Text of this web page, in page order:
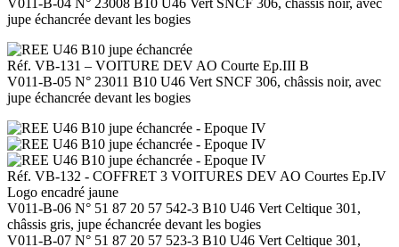
V011-B-04 N° 23008 B10 U46 Vert SNCF 306, châssis noir, avec
jupe échancrée devant les bogies
Réf. VB-131 – VOITURE DEV AO Courte Ep.III B
V011-B-05 N° 23011 B10 U46 Vert SNCF 306, châssis noir, avec
jupe échancrée devant les bogies
Réf. VB-132 - COFFRET 3 VOITURES DEV AO Courtes Ep.IV
Logo encadré jaune
V011-B-06 N° 51 87 20 57 542-3 B10 U46 Vert Celtique 301,
châssis gris, jupe échancrée devant les bogies
V011-B-07 N° 51 87 20 57 523-3 B10 U46 Vert Celtique 301,